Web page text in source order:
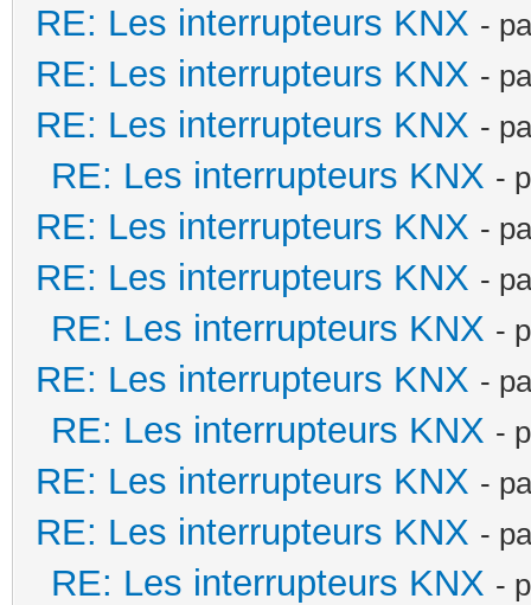
RE: Les interrupteurs KNX -
RE: Les interrupteurs KNX -
RE: Les interrupteurs KNX -
RE: Les interrupteurs KNX -
RE: Les interrupteurs KNX -
RE: Les interrupteurs KNX -
RE: Les interrupteurs KNX -
RE: Les interrupteurs KNX -
RE: Les interrupteurs KNX -
RE: Les interrupteurs KNX -
RE: Les interrupteurs KNX -
RE: Les interrupteurs KNX -